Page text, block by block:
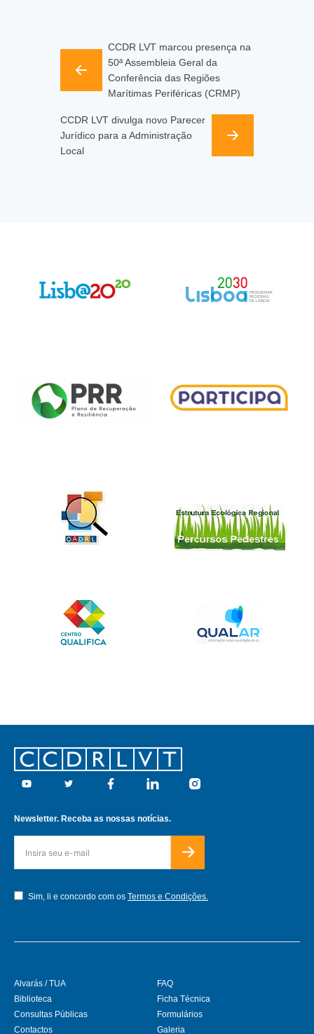
CCDR LVT marcou presença na
50ª Assembleia Geral da
Conferência das Regiões
Marítimas Periféricas (CRMP)
CCDR LVT divulga novo Parecer
Jurídico para a Administração
Local
Footer
Youtube Twitter Facebook Linkedin Instagram
Newsletter. Receba as nossas notícias.
Sim, li e concordo com os Termos e Condições.
Alvarás / TUA
Biblioteca
Consultas Públicas
Contactos
FAQ
Ficha Técnica
Formulários
Galeria